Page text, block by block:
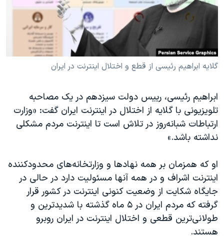
فرهنگ و زندگی
حقوق شهروندی
علم و فناوری
گالری عکس
آرشیو پخش زنده
مستندها
انتخابات ریاست جمهوری آمریکا ۲۰۲۴
حمله جمهوری اسلامی به اسرائیل
رمز مهسا
اعتراضات زن، زندگی، آزادی
مجموعه مستندهای دادخواهی
تریبونال مردمی آبان ۹۸
چهل سال گروگان‌گیری
قانون شفافیت دارائی کادر رهبری ایران
اعتراضات مردمی آبان ۹۸
اسرائیل در جنگ
دنبال کنید
گلایه ابراهیم رئیسی از قطع و اختلال اینترنت در ایران‌
ابراهیم رئیسی، رییس دولت سیزدهم در یک مصاحبه
تلویزیونی با گلایه از اختلال در اینترنت ایران گفت: «وزارت
ارتباطات شبانه‌روز در تلاش است تا اینترنت مردم مشکلی
نداشته باشد.»
او که همزمان بر همه نهادها و وزارتخانه‌های محدود‌کننده
اینترنت اشراف و در همه آنها مسئولیت دارد در حالی در
جایگاه شکایت از وضعیت کنونی اینترنت در کشور قرار
گرفته که مردم ایران در ۵ ماه گذشته با شدیدترین و
طولانی‌ترین قطعی و اختلال اینترنت در ایران روبرو
هستند.